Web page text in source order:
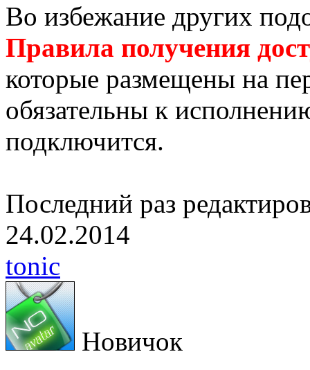
Во избежание других
Правила получения
которые размещены на
обязательны к
подключится.
Последний раз
24.02.2014
tonic
Новичок